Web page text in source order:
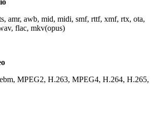
amr, awb, mid, midi, smf, rttf, xmf, rtx, ota,
flac, mkv(opus)
MPEG2, H.263, MPEG4, H.264, H.265,